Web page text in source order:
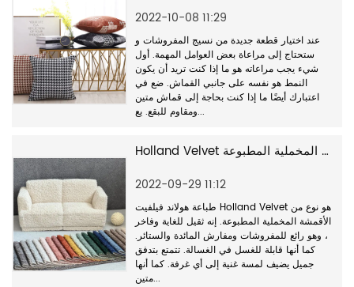
2022-10-08 11:29
عند اختيار قطعة جديدة من نسيج المفروشات و
ستحتاج إلى مراعاة بعض العوامل المهمة. أول
شيء يجب مراعاته هو ما إذا كنت تريد أن يكون
النمط هو نفسه على جانبي القماش. ضع في
اعتبارك أيضًا ما إذا كنت بحاجة إلى قماش متين
ومقاوم للبقع. يع...
Holland Velvet هو نوع من الأقمشة المخملية المطبوعة.
2022-09-29 11:12
طباعة هولاند فيلفيت Holland Velvet هو نوع من
الأقمشة المخملية المطبوعة. إنه ثقيل للغاية وفاخر
، وهو رائع للمفروشات ومفارش المائدة والستائر.
كما أنها قابلة للغسل في الغسالة. تتمتع بتدفق
جميل يضيف لمسة غنية إلى أي غرفة. كما أنها
متين...